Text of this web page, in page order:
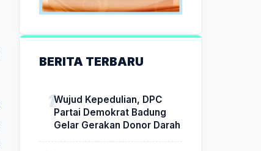
BERITA TERBARU
Wujud Kepedulian, DPC
Partai Demokrat Badung
Gelar Gerakan Donor Darah